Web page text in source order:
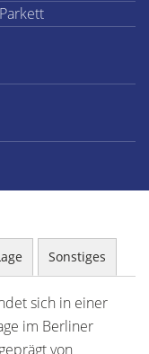
Sonstiges
sich in einer
im Berliner
von